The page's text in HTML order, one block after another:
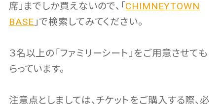
席」までしか買えないので、「 CHIMNEYTOWN
BASE」で検索してみてください。
３名以上の「ファミリーシート」をご用意させても
らっています。
注意点としましては、チケットをご購入する際、必